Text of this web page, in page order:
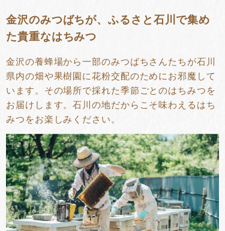
金沢のみつばちが、ふるさと石川で集め
た貴重なはちみつ
金沢の養蜂場から一部のみつばちさんたちが石川
県内の畑や果樹園に花粉交配のためにお邪魔して
います。その場所で採れた季節ごとのはちみつを
お届けします。石川の地だからこそ味わえるはち
みつをお楽しみください。